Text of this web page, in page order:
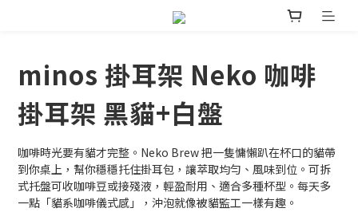
minos 掛耳架 Neko 咖啡
掛耳架 黑貓+白盤
咖啡時光要有貓才完整。Neko Brew 把一隻慵懶趴在杯口的貓帶
到你桌上，幫你穩穩托住掛耳包，讓萃取均勻、風味到位。可拆
式托盤可收咖啡豆或接殘液，輕盈耐用、適合多種杯型。每天多
一點「貓系咖啡儀式感」，沖泡就像被貓監工一樣有趣。